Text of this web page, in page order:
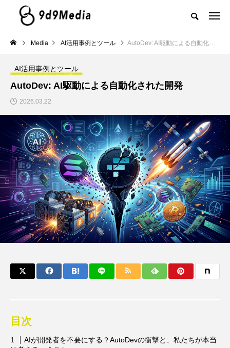
Media AI活用事例とツール AutoDev: AI駆動による自動化された開発
AI活用事例とツール
AutoDev: AI駆動による自動化された開発
2026.03.22
目次
AIが開発者を不要にする？AutoDevの衝撃と、私たちが本当